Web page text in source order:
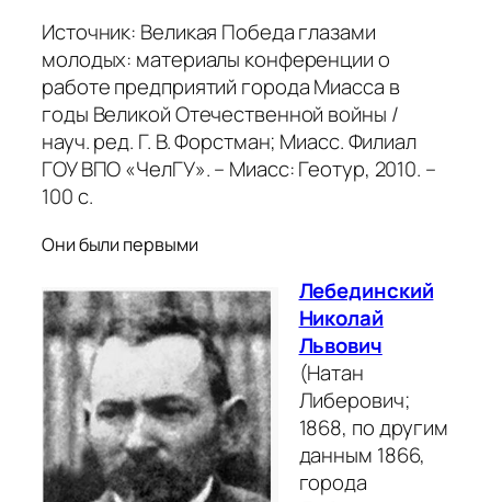
Источник: Великая Победа глазами
молодых: материалы конференции о
работе предприятий города Миасса в
годы Великой Отечественной войны /
науч. ред. Г. В. Форстман; Миасс. Филиал
ГОУ ВПО «ЧелГУ». – Миасс: Геотур, 2010. –
100 с.
Они были первыми
Лебединский
Николай
Львович
(Натан
Либерович;
1868, по другим
данным 1866,
города